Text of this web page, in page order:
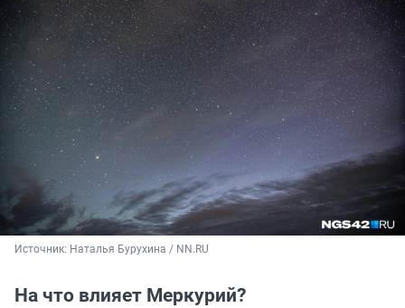
Источник: Наталья Бурухина / NN.RU
На что влияет Меркурий?